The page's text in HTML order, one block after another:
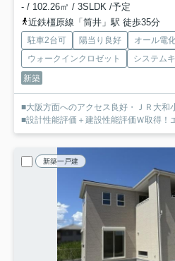
- / 102.26㎡ / 3SLDK /予定
近鉄橿原線「筒井」駅 徒歩35分
駐車2台可 陽当り良好 オール電
ウォークインクロゼット
システム
新築
■大阪方面へのアクセス良好・ＪＲ大和
■設計性能評価＋建設性能評価Ｗ取得！
新築一戸建